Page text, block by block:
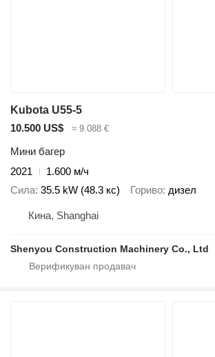
Kubota U55-5
10.500 US$
≈ 9.088 €
Мини багер
2021
1.600 м/ч
Сила 35.5 kW (48.3 кс) Гориво дизел
Кина, Shanghai
Shenyou Construction Machinery Co., Ltd